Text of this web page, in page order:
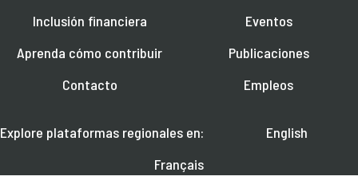
Inclusión financiera
Aprenda cómo contribuir
Contacto
Eventos
Publicaciones
Empleos
Explore plataformas regionales en:
English
Français